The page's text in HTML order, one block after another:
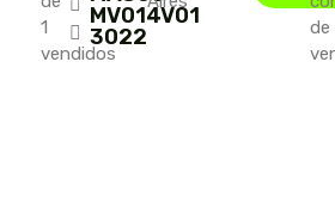
1
vendidos
MV014V01
3022
de